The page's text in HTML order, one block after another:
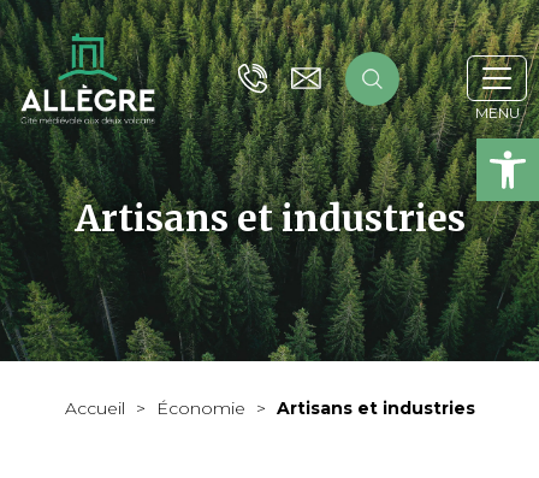
Artisans et industries
Accueil > Économie > Artisans et industries